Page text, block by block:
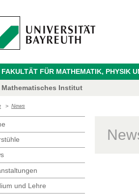
FAKULTÄT FÜR MATHEMATIK, PHYSIK
Mathematisches Institut
> News
und Lehre